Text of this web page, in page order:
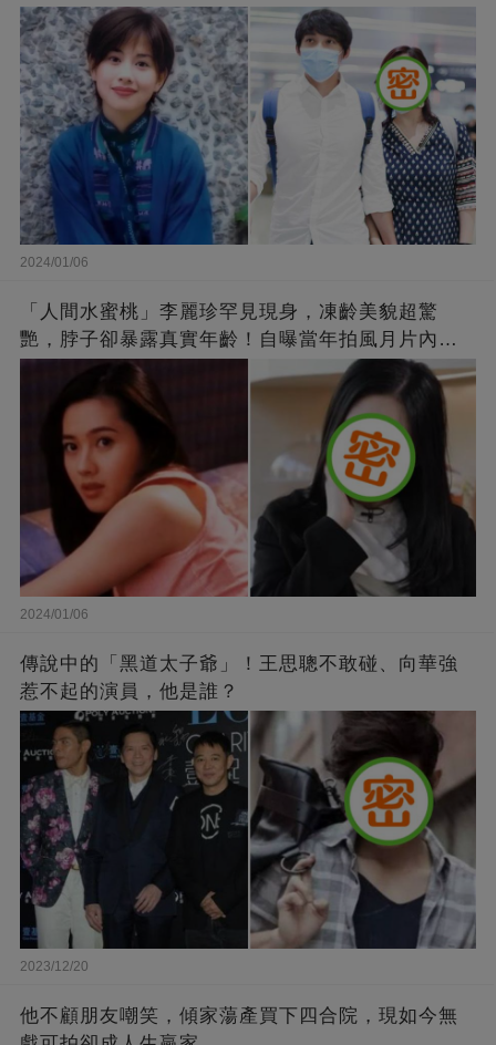
2024/01/06
「人間水蜜桃」李麗珍罕見現身，凍齡美貌超驚
艷，脖子卻暴露真實年齡！自曝當年拍風月片內
幕，竟是因為「玉女當久了」？
2024/01/06
傳說中的「黑道太子爺」！王思聰不敢碰、向華強
惹不起的演員，他是誰？
2023/12/20
他不顧朋友嘲笑，傾家蕩產買下四合院，現如今無